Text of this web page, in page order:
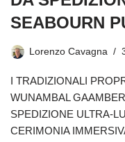
SEABOURN
Lorenzo Cavagna
I TRADIZIONALI
WUNAMBAL
SPEDIZIONE ULTRA-
CERIMONIA